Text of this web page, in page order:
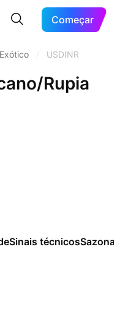
Começar
Exótico USDINR
Rupia
Sinais técnicos